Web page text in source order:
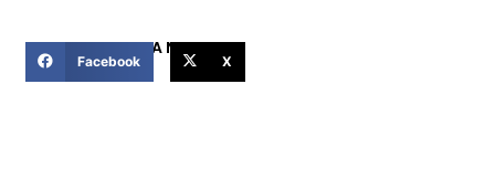
COMPARTIR ESTA NOTICIA
Facebook X